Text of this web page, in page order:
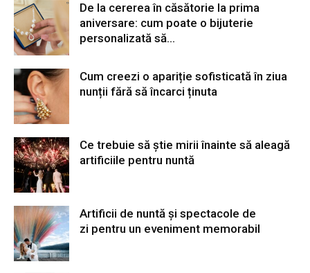
De la cererea în căsătorie la prima
aniversare: cum poate o bijuterie
personalizată să...
Cum creezi o apariție sofisticată în ziua
nunții fără să încarci ținuta
Ce trebuie să știe mirii înainte să aleagă
artificiile pentru nuntă
Artificii de nuntă și spectacole de
zi pentru un eveniment memorabil